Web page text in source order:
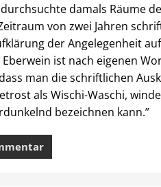
damals Räume
von zwei Jahren
der Angelegenheit
ist nach eigenen
man die schriftlichen
als Wischi-Waschi,
bezeichnen kann.”